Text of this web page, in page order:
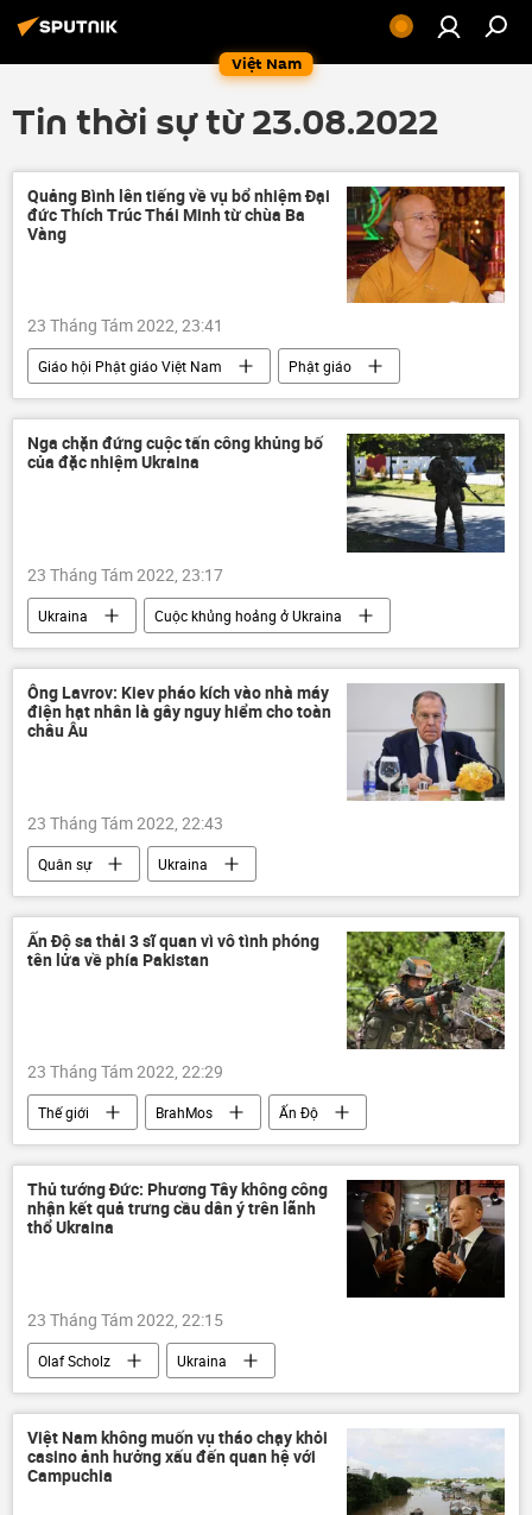
Việt Nam
Tin thời sự từ 23.08.2022
Quảng Bình lên tiếng về vụ bổ nhiệm Đại
đức Thích Trúc Thái Minh từ chùa Ba
Vàng
23 Tháng Tám 2022, 23:41
Giáo hội Phật giáo Việt Nam
Phật giáo
Việt Nam
Xã hội tôn giáo
Nga chặn đứng cuộc tấn công khủng bố
của đặc nhiệm Ukraina
23 Tháng Tám 2022, 23:17
Ukraina
Cuộc khủng hoảng ở Ukraina
Nga
khủng bố
Thời sự
Thế giới
Chiến dịch quân sự đặc biệt tại Ukraina
Ông Lavrov: Kiev pháo kích vào nhà máy
điện hạt nhân là gây nguy hiểm cho toàn
châu Âu
23 Tháng Tám 2022, 22:43
Quân sự
Ukraina
Cuộc khủng hoảng ở Ukraina
nhà máy điện hạt nhân
Nga
Sergey Lavrov
Châu Âu
Ấn Độ sa thải 3 sĩ quan vì vô tình phóng
tên lửa về phía Pakistan
23 Tháng Tám 2022, 22:29
Thế giới BrahMos
Ấn Độ
Pakistan
Quân sự
Thủ tướng Đức: Phương Tây không công
nhận kết quả trưng cầu dân ý trên lãnh
thổ Ukraina
23 Tháng Tám 2022, 22:15
Olaf Scholz
Ukraina
Cuộc khủng hoảng ở Ukraina
Chính trị
Nga
Đức DNR
LNR
Chiến dịch quân sự đặc biệt tại Ukraina
Việt Nam không muốn vụ tháo chạy khỏi
casino ảnh hưởng xấu đến quan hệ với
Campuchia